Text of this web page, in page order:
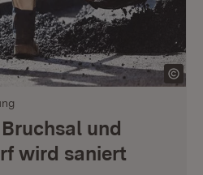
und
wird saniert